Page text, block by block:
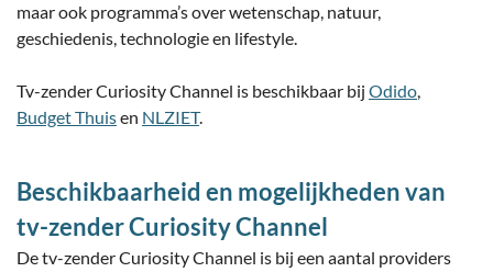
maar ook programma’s over wetenschap, natuur,
geschiedenis, technologie en lifestyle.
Tv-zender Curiosity Channel is beschikbaar bij Odido,
Budget Thuisen NLZIET.
Beschikbaarheid en mogelijkheden van
tv-zender Curiosity Channel
De tv-zender Curiosity Channel is bij een aantal providers